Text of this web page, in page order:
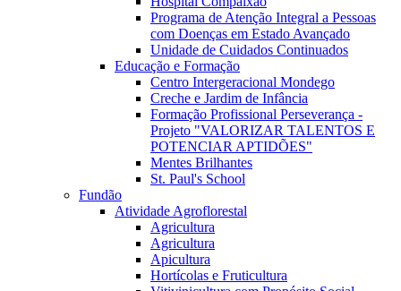
Programa de Atenção Integral a Pessoas
com Doenças em Estado Avançado
Unidade de Cuidados Continuados
Educação e Formação
Centro Intergeracional Mondego
Creche e Jardim de Infância
Formação Profissional Perseverança -
Projeto "VALORIZAR TALENTOS E
POTENCIAR APTIDÕES"
Mentes Brilhantes
St. Paul's School
Fundão
Atividade Agroflorestal
Agricultura
Agricultura
Apicultura
Hortícolas e Fruticultura